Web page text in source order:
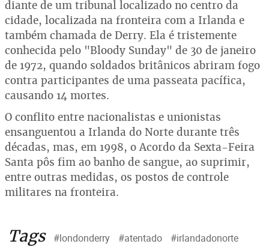
diante de um tribunal localizado no centro da
cidade, localizada na fronteira com a Irlanda e
também chamada de Derry. Ela é tristemente
conhecida pelo "Bloody Sunday" de 30 de janeiro
de 1972, quando soldados britânicos abriram fogo
contra participantes de uma passeata pacífica,
causando 14 mortes.
O conflito entre nacionalistas e unionistas
ensanguentou a Irlanda do Norte durante três
décadas, mas, em 1998, o Acordo da Sexta-Feira
Santa pôs fim ao banho de sangue, ao suprimir,
entre outras medidas, os postos de controle
militares na fronteira.
Tags #londonderry #atentado #irlandadonorte